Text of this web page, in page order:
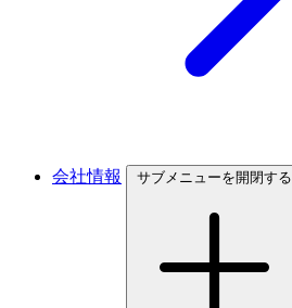
会社情報 サブメニューを開閉する